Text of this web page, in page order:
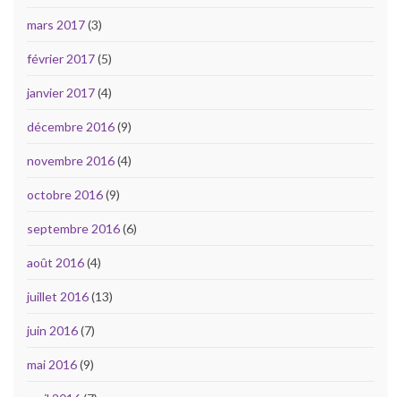
mars 2017(3)
février 2017(5)
janvier 2017(4)
décembre 2016(9)
novembre 2016(4)
octobre 2016(9)
septembre 2016(6)
août 2016(4)
juillet 2016(13)
juin 2016(7)
mai 2016(9)